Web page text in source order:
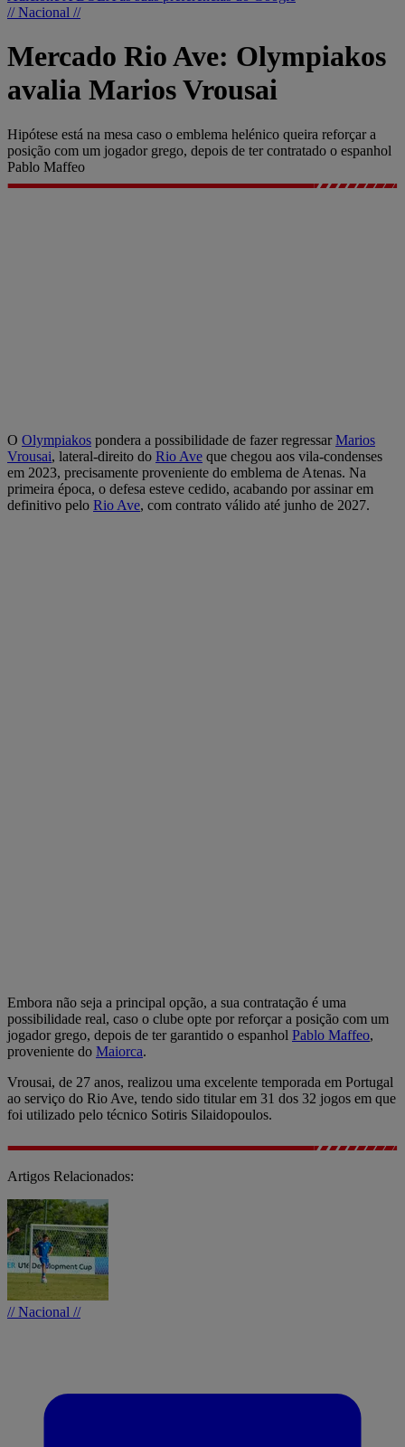
// Nacional //
Mercado Rio Ave: Olympiakos
avalia Marios Vrousai
Hipótese está na mesa caso o emblema helénico queira reforçar a
posição com um jogador grego, depois de ter contratado o espanhol
Pablo Maffeo
O Olympiakos pondera a possibilidade de fazer regressarMarios
Vrousai, lateral-direito do Rio Ave que chegou aos vila-condenses
em 2023, precisamente proveniente do emblema de Atenas. Na
primeira época, o defesa esteve cedido, acabando por assinar em
definitivo pelo Rio Ave, com contrato válido até junho de 2027.
Embora não seja a principal opção, a sua contratação é uma
possibilidade real, caso o clube opte por reforçar a posição com um
jogador grego, depois de ter garantido o espanhol Pablo Maffeo,
proveniente do Maiorca.
Vrousai, de 27 anos, realizou uma excelente temporada em Portugal
ao serviço do Rio Ave, tendo sido titular em 31 dos 32 jogos em que
foi utilizado pelo técnico Sotiris Silaidopoulos.
Artigos Relacionados:
// Nacional //